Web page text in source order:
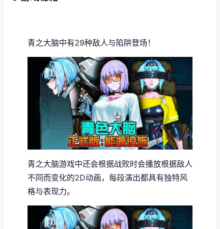
青之大脑中有29种敌人与陷阱登场！
青之大脑游戏中还会根据战败时会播放根据敌人
不同而变化的2D动画，每段演出都具有独特风
格与表现力。